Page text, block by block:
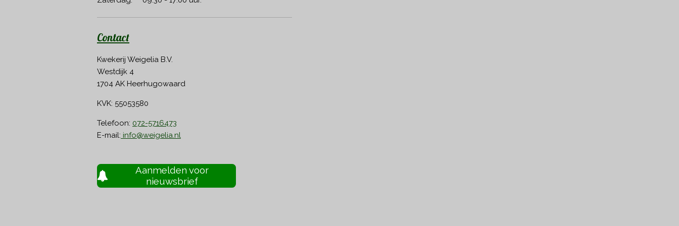
Contact
Kwekerij Weigelia B.V.
Westdijk 4
1704 AK Heerhugowaard
KVK: 55053580
Telefoon: 072-5716473
E-mail: info@weigelia.nl
Aanmelden voor
nieuwsbrief